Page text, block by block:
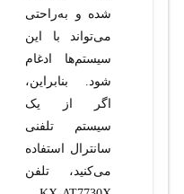
شده و به‌راحتی
می‌تواند با این
سیستم‌ها ادغام
شود. بنابراین،
اگر از یک
سیستم تلفنی
سانترال استفاده
می‌کنید، تلفن